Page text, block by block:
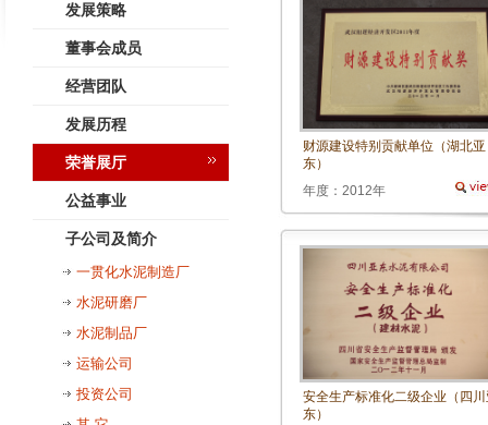
发展策略
董事会成员
经营团队
发展历程
荣誉展厅
公益事业
子公司及简介
一贯化水泥制造厂
水泥研磨厂
水泥制品厂
运输公司
投资公司
财源建设特别贡献单位（湖北亚
东）
年度：2012年
安全生产标准化二级企业（四
东）